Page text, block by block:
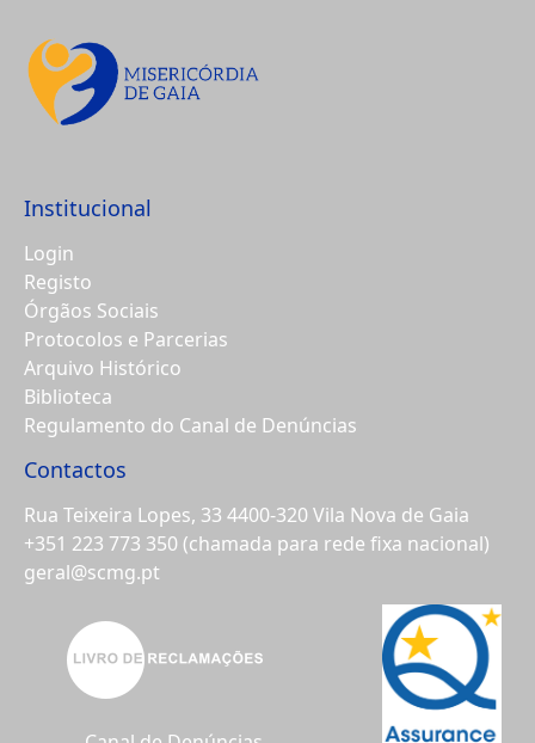
Institucional
Login
Registo
Órgãos Sociais
Protocolos e Parcerias
Arquivo Histórico
Biblioteca
Regulamento do Canal de Denúncias
Contactos
Rua Teixeira Lopes, 33 4400-320 Vila Nova de Gaia
+351 223 773 350 (chamada para rede fixa nacional)
geral@scmg.pt